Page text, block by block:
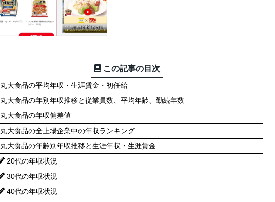
この記事の目次
丸大食品の平均年収・生涯賃金・初任給
丸大食品の年別年収推移と従業員数、平均年齢、勤続年数
丸大食品の年収偏差値
丸大食品の全上場企業中の年収ランキング
丸大食品の年齢別年収推移と生涯年収・生涯賃金
20代の年収状況
30代の年収状況
40代の年収状況